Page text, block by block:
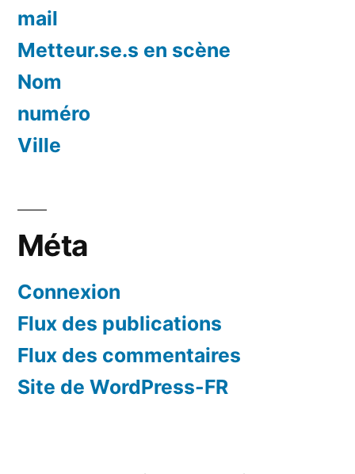
mail
Metteur.se.s en scène
Nom
numéro
Ville
Méta
Connexion
Flux des publications
Flux des commentaires
Site de WordPress-FR